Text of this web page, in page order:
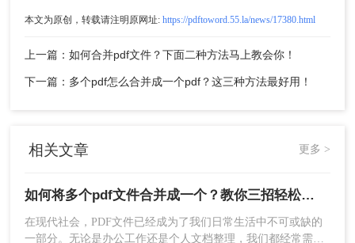
4、合并成功，点击立即下载就完成了。
方法三：使用PDF编辑软件
本文为原创，转载请注明原网址: https://pdftoword.55.la/news/17380.html
上一篇：如何合并pdf文件？下面二种方法马上教会你！
下一篇：多个pdf怎么合并成一个pdf？这三种方法最好用！
相关文章 更多 >
如何将多个pdf文件合并成一个？教你三招轻松搞定！
在现代社会，PDF文件已经成为了我们日常生活中不可或缺的
一部分。无论是办公工作还是个人文档整理，我们都经常需要